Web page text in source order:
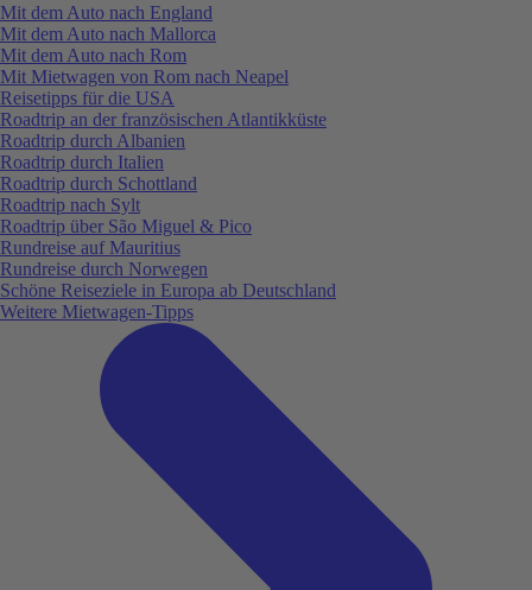
Mit dem Auto nach England
Mit dem Auto nach Mallorca
Mit dem Auto nach Rom
Mit Mietwagen von Rom nach Neapel
Reisetipps für die USA
Roadtrip an der französischen Atlantikküste
Roadtrip durch Albanien
Roadtrip durch Italien
Roadtrip durch Schottland
Roadtrip nach Sylt
Roadtrip über São Miguel & Pico
Rundreise auf Mauritius
Rundreise durch Norwegen
Schöne Reiseziele in Europa ab Deutschland
Weitere Mietwagen-Tipps